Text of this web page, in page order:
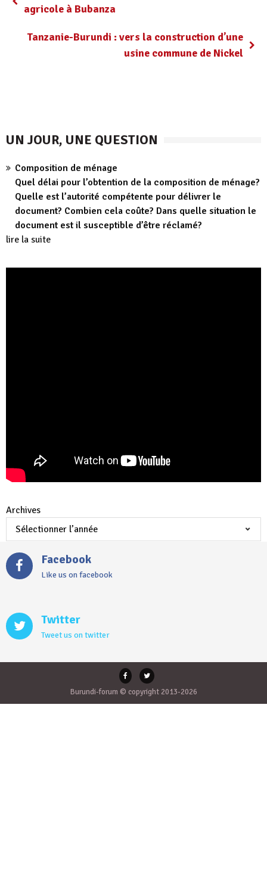
agricole à Bubanza
Tanzanie-Burundi : vers la construction d’une
usine commune de Nickel
UN JOUR, UNE QUESTION
Composition de ménage
Quel délai pour l’obtention de la composition de ménage?
Quelle est l’autorité compétente pour délivrer le
document? Combien cela coûte? Dans quelle situation le
document est il susceptible d’être réclamé?
lire la suite
Archives
Facebook
Like us on facebook
Twitter
Tweet us on twitter
Burundi-forum © copyright 2013-2026